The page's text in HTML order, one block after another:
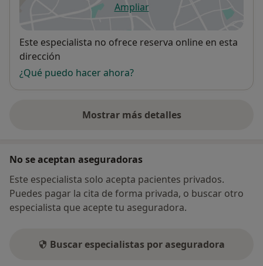
Ampliarse abre en una nueva
Disponibilidad
Este especialista no ofrece reserva online en esta
dirección
¿Qué puedo hacer ahora?
Mostrar más detalles
sobre la dirección
No se aceptan aseguradoras
Este especialista solo acepta pacientes privados.
Puedes pagar la cita de forma privada, o buscar otro
especialista que acepte tu aseguradora.
Buscar especialistas por aseguradora